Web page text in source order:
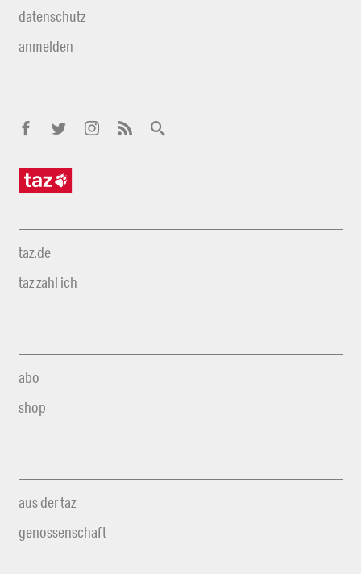
datenschutz
anmelden
taz.de
taz zahl ich
abo
shop
aus der taz
genossenschaft